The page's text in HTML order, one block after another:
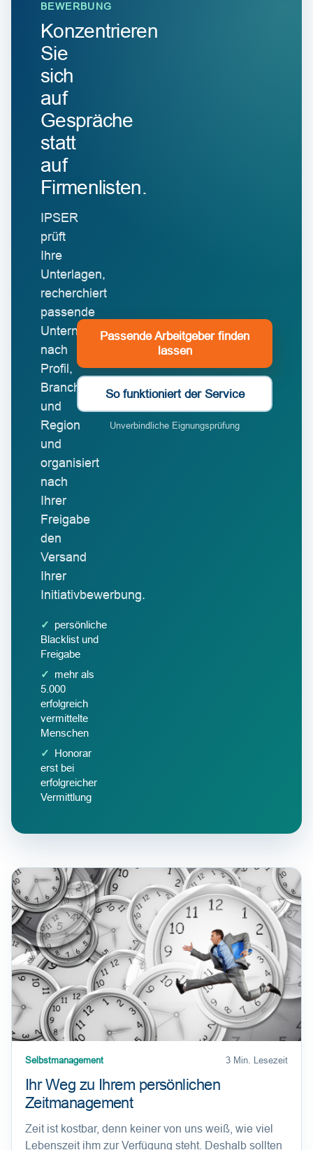
BEWERBUNG
Konzentrieren
Sie
sich
auf
Gespräche
statt
auf
Firmenlisten.
IPSER
prüft
Ihre
Unterlagen,
recherchiert
passende
Unternehmen
nach
Profil,
Branche
und
Region
und
organisiert
nach
Ihrer
Freigabe
den
Versand
Ihrer
Initiativbewerbung.
persönliche
Blacklist und
Freigabe
mehr als
5.000
erfolgreich
vermittelte
Menschen
Honorar
erst bei
erfolgreicher
Vermittlung
Passende Arbeitgeber finden
lassen
So funktioniert der Service
Unverbindliche Eignungsprüfung
Selbstmanagement 3 Min. Lesezeit
Ihr Weg zu Ihrem persönlichen
Zeitmanagement
Zeit ist kostbar, denn keiner von uns weiß, wie viel
Lebenszeit ihm zur Verfügung steht. Deshalb sollten